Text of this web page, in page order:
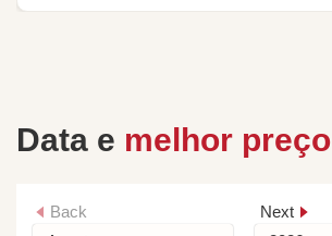
Data e melhor preço
Back Next